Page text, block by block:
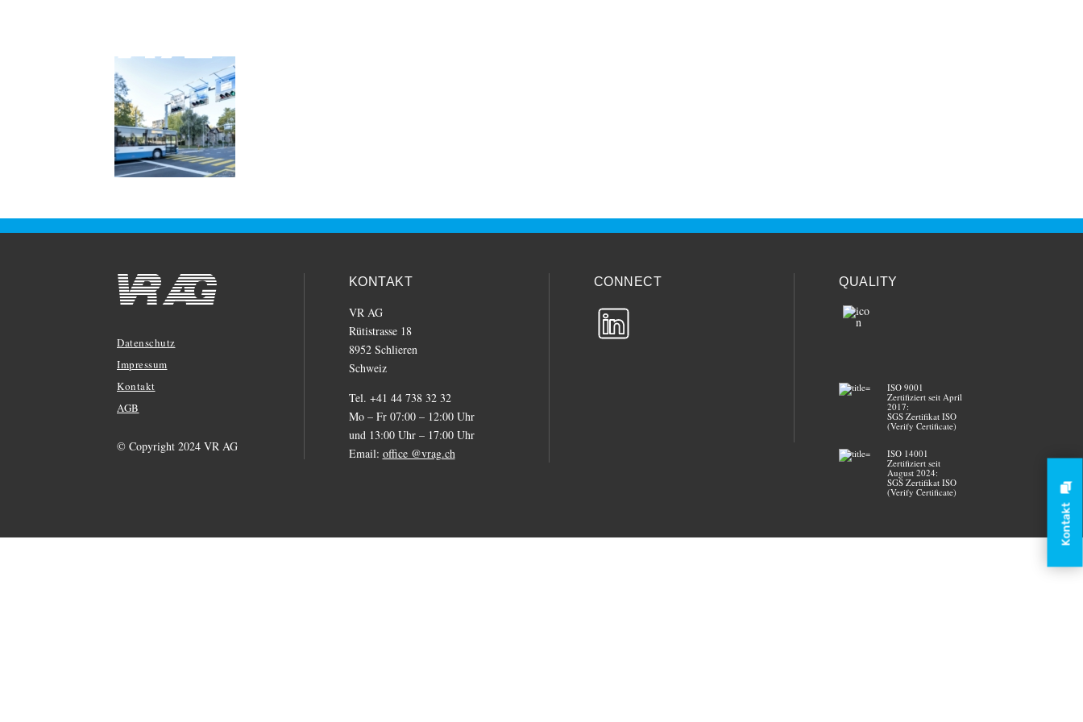
Datenschutz
Impressum
Kontakt
AGB
© Copyright 2024 VR AG
KONTAKT
VR AG
Rütistrasse 18
8952 Schlieren
Schweiz
Tel. +41 44 738 32 32
Mo – Fr 07:00 – 12:00 Uhr
und 13:00 Uhr – 17:00 Uhr
Email: office @vrag.ch
CONNECT QUALITY
ISO 9001
Zertifiziert seit April
2017:
SGS Zertifikat ISO
(Verify Certificate)
ISO 14001
Zertifiziert seit
August 2024:
SGS Zertifikat ISO
(Verify Certificate)
Kontakt